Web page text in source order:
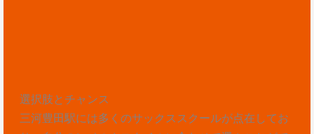
選択肢とチャンス
三河豊田駅には多くのサックススクールが点在してお